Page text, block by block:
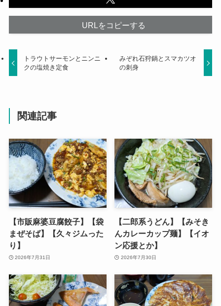
URLをコピーする
トラウトサーモンとニンニ
クの塩焼き定食
みぞれ石狩鍋とスマカツオ
の刺身
関連記事
【市販麻婆豆腐餃子】【袋
まぜそば】【久々ジムった
り】
2026年7月31日
【二郎系うどん】【みそき
んカレーカップ麺】【イオ
ン応援とか】
2026年7月30日